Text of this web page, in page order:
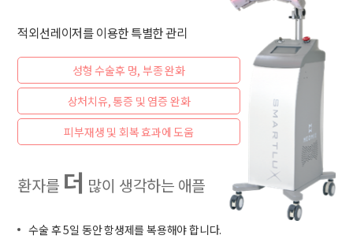
적외선레이저를 이용한 특별한 관리
성형 수술후 멍, 부종 완화
상처치유, 통증 및 염증 완화
피부재생 및 회복 효과에 도움
환자를 더 많이 생각하는 애플
수술 후 5일 동안 항생제를 복용해야 합니다.